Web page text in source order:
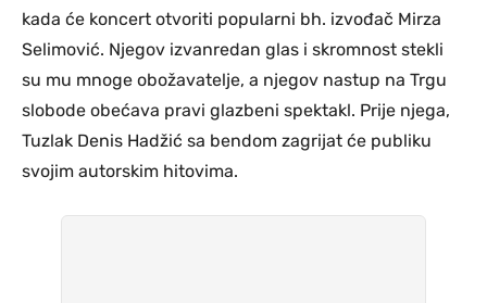
kada će koncert otvoriti popularni bh. izvođač Mirza
Selimović. Njegov izvanredan glas i skromnost stekli
su mu mnoge obožavatelje, a njegov nastup na Trgu
slobode obećava pravi glazbeni spektakl. Prije njega,
Tuzlak Denis Hadžić sa bendom zagrijat će publiku
svojim autorskim hitovima.